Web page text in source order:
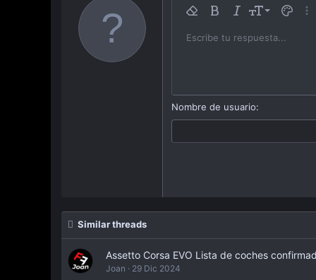
Remover formato
Bold ItálicaTamaño
9
10
18
22
26
Color
Familia Arial
Georgia
Times New Roman
Strike-through
SubrayarInline code
Inline
Insert horizontal line
SpoilerCódigo
Escribe tu respuesta...
Nombre de usuario
Similar threads
Assetto Corsa EVO Lista de coches
Joan 29 Dic 2024